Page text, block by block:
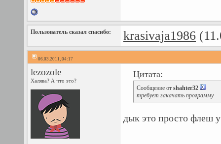
Пользователь сказал cпасибо: krasivaja1986
06.03.2011, 04:17
lezozole
Халява? А что это?
Цитата:
Сообщение от shahter32
требует закачать программу
дык это просто флеш у